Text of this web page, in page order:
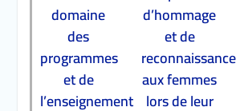
domaine
des
programmes
et de
l’enseignement
d’hommage
et de
reconnaissance
aux femmes
lors de leur